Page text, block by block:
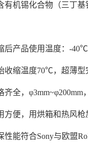
机锡化合物（三丁基
产品使用温度：-
缩温度70℃，超薄型
全，φ3mm~φ200mm
便，用烘箱和热风枪
能符合Sony与欧盟